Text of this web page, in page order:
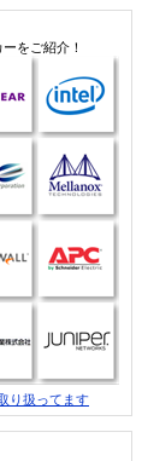
をご紹介！
り扱ってます